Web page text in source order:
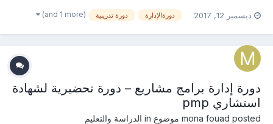
بالرسوم للحجز المبكر والمجموعات والجهات والهيئات الحكومية للإستفسار
ديسمبر 12, 2017 دورةالإدارة دورة تدريبية (and 1 more)
دورة إدارة برامج مشاريع – دورة تحضيرية لشهادة
استشاري pmp
mona fouad posted موضوع in الدراسة والتعليم